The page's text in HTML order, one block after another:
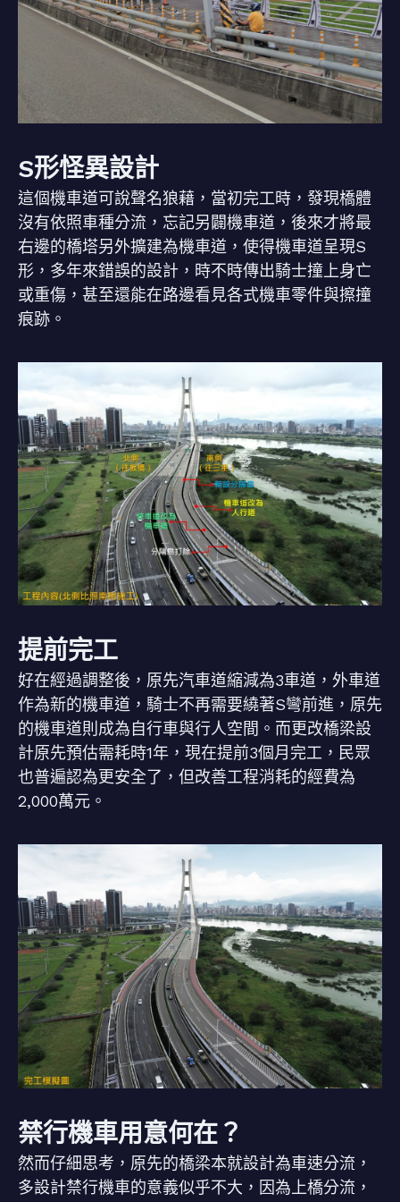
S形怪異設計
這個機車道可說聲名狼藉，當初完工時，發現橋體
沒有依照車種分流，忘記另闢機車道，後來才將最
右邊的橋塔另外擴建為機車道，使得機車道呈現S
形，多年來錯誤的設計，時不時傳出騎士撞上身亡
或重傷，甚至還能在路邊看見各式機車零件與擦撞
痕跡。
提前完工
好在經過調整後，原先汽車道縮減為3車道，外車道
作為新的機車道，騎士不再需要繞著S彎前進，原先
的機車道則成為自行車與行人空間。而更改橋梁設
計原先預估需耗時1年，現在提前3個月完工，民眾
也普遍認為更安全了，但改善工程消耗的經費為
2,000萬元。
禁行機車用意何在？
然而仔細思考，原先的橋梁本就設計為車速分流，
多設計禁行機車的意義似乎不大，因為上橋分流，